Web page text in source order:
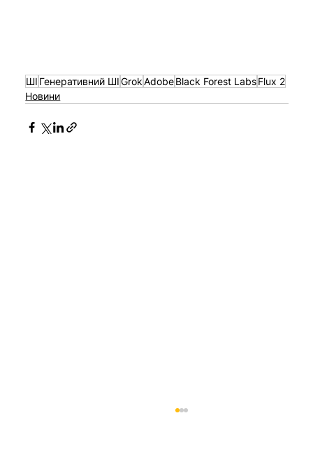
ШІ Генеративний ШІGrokAdobeBlack Forest LabsFlux 2
Новини